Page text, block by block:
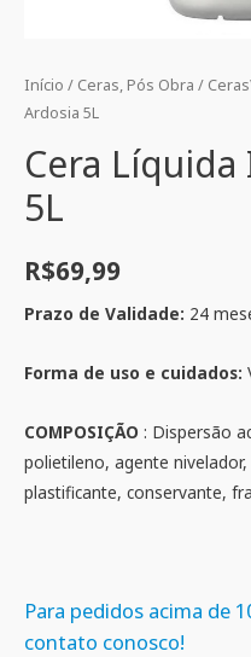
Início / Ceras, Pós Obra /
Ardosia 5L
Cera
5L
R$69,99
Prazo de Validade: 24
Forma de uso e cuidados:
COMPOSIÇÃO : Dispersão
polietileno, agente
plastificante, conservante,
Para pedidos acima de
contato conosco!